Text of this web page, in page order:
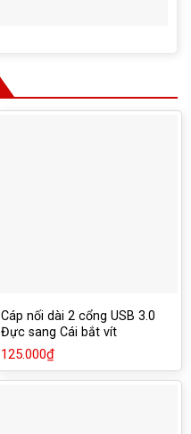
Cáp nối dài 2 cổng USB 3.0
Đực sang Cái bắt vít
125.000₫